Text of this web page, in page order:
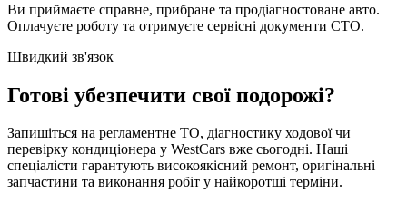
Ви приймаєте справне, прибране та продіагностоване авто.
Оплачуєте роботу та отримуєте сервісні документи СТО.
Швидкий зв'язок
Готові убезпечити свої подорожі?
Запишіться на регламентне ТО, діагностику ходової чи
перевірку кондиціонера у WestCars вже сьогодні. Наші
спеціалісти гарантують високоякісний ремонт, оригінальні
запчастини та виконання робіт у найкоротші терміни.